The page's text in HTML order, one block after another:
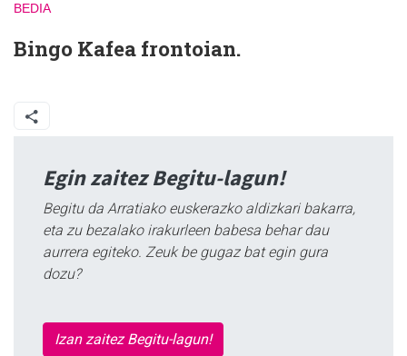
BEDIA
Bingo Kafea frontoian.
Egin zaitez Begitu-lagun!
Begitu da Arratiako euskerazko aldizkari bakarra,
eta zu bezalako irakurleen babesa behar dau
aurrera egiteko. Zeuk be gugaz bat egin gura
dozu?
Izan zaitez Begitu-lagun!